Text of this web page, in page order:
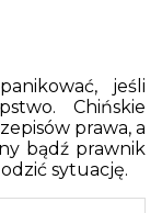
jeśli
Chińskie
prawa, a
bądź prawnik
sytuację.